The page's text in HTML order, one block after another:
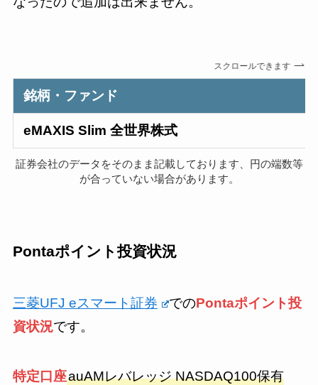
スクロールできます
銘柄・ファンド
eMAXIS Slim 全世界株式
証券会社のデータをそのまま記載しております、円の端数等
が合っていない場合があります。
Pontaポイント投資状況
三菱UFJ eスマート証券 でのPontaポイント投
資状況です。
特定口座auAMレバレッジ NASDAQ100保有